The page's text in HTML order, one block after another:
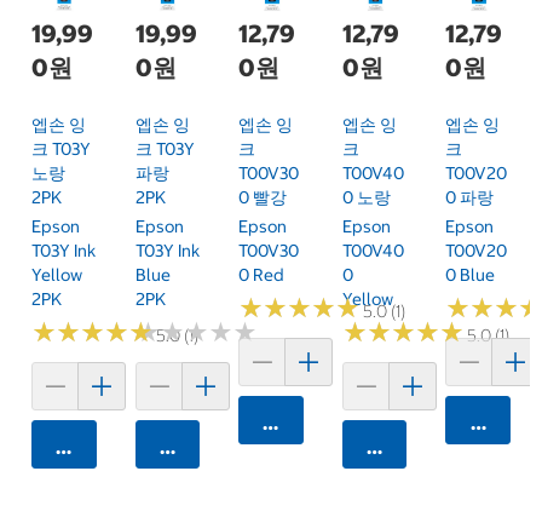
19,99
0원
엡손 잉
크 T03Y
노랑
2PK
Epson
T03Y Ink
Yellow
2PK
★★★★★
★★★★★5.0 (1)
카트에 담기
19,99
0원
엡손 잉
크 T03Y
파랑
2PK
Epson
T03Y Ink
Blue
2PK
★★★★★
★★★★★
카트에 담기
12,79
0원
엡손 잉
크
T00V30
0 빨강
Epson
T00V30
0 Red
★★★★★
★★★★★5.0 (1)
카트에 담기
12,79
0원
엡손 잉
크
T00V40
0 노랑
Epson
T00V40
0
Yellow
★★★★★
★★★★★5.0 (1)
카트에 담기
12,79
0원
엡손 잉
크
T00V20
0 파랑
Epson
T00V20
0 Blue
★★★
★★★
카트에